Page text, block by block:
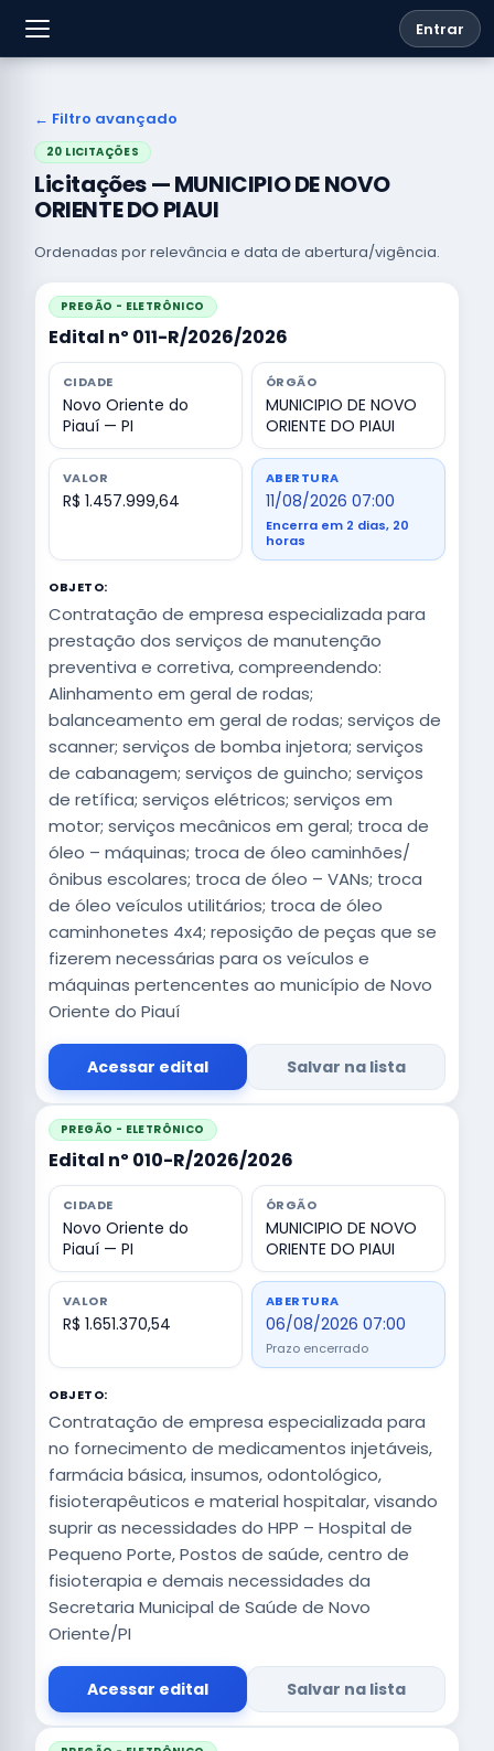
Entrar
← Filtro avançado
20 LICITAÇÕES
Licitações — MUNICIPIO DE NOVO
ORIENTE DO PIAUI
Ordenadas por relevância e data de abertura/vigência.
PREGÃO - ELETRÔNICO
Edital nº 011-R/2026/2026
CIDADE
Novo Oriente do
Piauí — PI
ÓRGÃO
MUNICIPIO DE NOVO
ORIENTE DO PIAUI
VALOR
R$ 1.457.999,64
ABERTURA
11/08/2026 07:00
Encerra em 2 dias, 20
horas
OBJETO:
Contratação de empresa especializada para
prestação dos serviços de manutenção
preventiva e corretiva, compreendendo:
Alinhamento em geral de rodas;
balanceamento em geral de rodas; serviços de
scanner; serviços de bomba injetora; serviços
de cabanagem; serviços de guincho; serviços
de retífica; serviços elétricos; serviços em
motor; serviços mecânicos em geral; troca de
óleo – máquinas; troca de óleo caminhões/
ônibus escolares; troca de óleo – VANs; troca
de óleo veículos utilitários; troca de óleo
caminhonetes 4x4; reposição de peças que se
fizerem necessárias para os veículos e
máquinas pertencentes ao município de Novo
Oriente do Piauí
Acessar edital Salvar na lista
PREGÃO - ELETRÔNICO
Edital nº 010-R/2026/2026
CIDADE
Novo Oriente do
Piauí — PI
ÓRGÃO
MUNICIPIO DE NOVO
ORIENTE DO PIAUI
VALOR
R$ 1.651.370,54
ABERTURA
06/08/2026 07:00
Prazo encerrado
OBJETO:
Contratação de empresa especializada para
no fornecimento de medicamentos injetáveis,
farmácia básica, insumos, odontológico,
fisioterapêuticos e material hospitalar, visando
suprir as necessidades do HPP – Hospital de
Pequeno Porte, Postos de saúde, centro de
fisioterapia e demais necessidades da
Secretaria Municipal de Saúde de Novo
Oriente/PI
Acessar edital Salvar na lista